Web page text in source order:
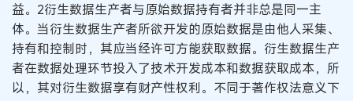
益。2衍生数据生产者与原始数据持有者并非总是同一主
体。当衍生数据生产者所欲开发的原始数据是由他人采集、
持有和控制时，其应当经许可方能获取数据。衍生数据生产
者在数据处理环节投入了技术开发成本和数据获取成本，所
以，其对衍生数据享有财产性权利。不同于著作权法意义下